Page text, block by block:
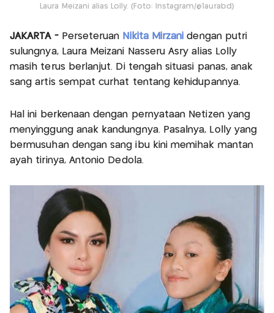
Laura Meizani alias Lolly. (Foto: Instagram/@1aurabd)
JAKARTA -Perseteruan Nikita Mirzanidengan putri
sulungnya, Laura Meizani Nasseru Asry alias Lolly
masih terus berlanjut. Di tengah situasi panas, anak
sang artis sempat curhat tentang kehidupannya.
Hal ini berkenaan dengan pernyataan Netizen yang
menyinggung anak kandungnya. Pasalnya, Lolly yang
bermusuhan dengan sang ibu kini memihak mantan
ayah tirinya, Antonio Dedola.